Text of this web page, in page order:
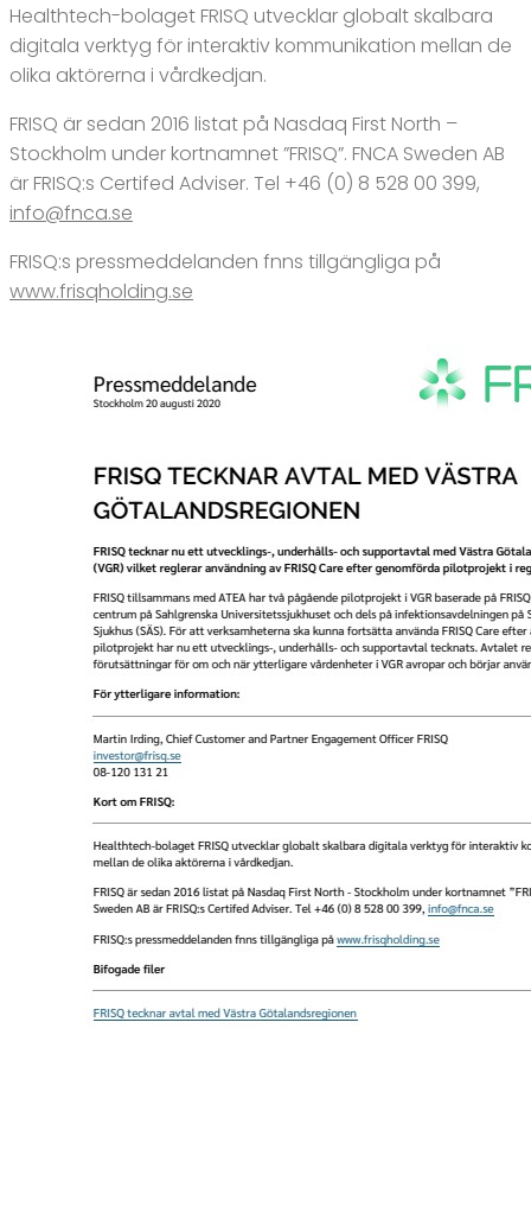
Healthtech-bolaget FRISQ utvecklar globalt skalbara
digitala verktyg för interaktiv kommunikation mellan de
olika aktörerna i vårdkedjan.
FRISQ är sedan 2016 listat på Nasdaq First North –
Stockholm under kortnamnet ”FRISQ”. FNCA Sweden AB
är FRISQ:s Certifed Adviser. Tel +46 (0) 8 528 00 399,
info@fnca.se
FRISQ:s pressmeddelanden fnns tillgängliga på
www.frisqholding.se